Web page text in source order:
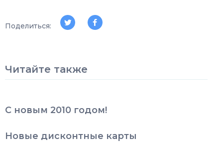
Поделиться:
Читайте также
С новым 2010 годом!
Новые дисконтные карты